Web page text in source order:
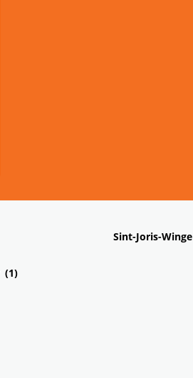
Sint-Joris-Winge